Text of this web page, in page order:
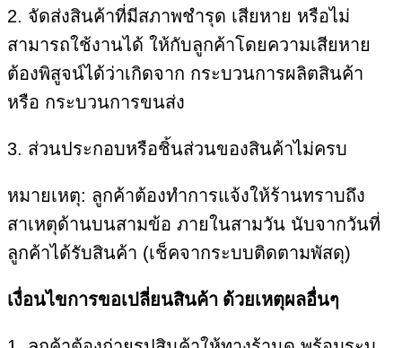
2. จัดส่งสินค้าที่มีสภาพชำรุด เสียหาย หรือไม่
สามารถใช้งานได้ ให้กับลูกค้าโดยความเสียหาย
ต้องพิสูจน์ได้ว่าเกิดจาก กระบวนการผลิตสินค้า
หรือ กระบวนการขนส่ง
3. ส่วนประกอบหรือชิ้นส่วนของสินค้าไม่ครบ
หมายเหตุ: ลูกค้าต้องทำการแจ้งให้ร้านทราบถึง
สาเหตุด้านบนสามข้อ ภายในสามวัน นับจากวันที่
ลูกค้าได้รับสินค้า (เช็คจากระบบติดตามพัสดุ)
เงื่อนไขการขอเปลี่ยนสินค้า ด้วยเหตุผลอื่นๆ